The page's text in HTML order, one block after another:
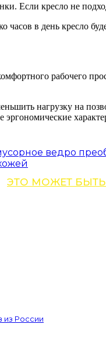
Если кресло не
часов в день кресло
рабочего
нагрузку на
ведро
ЭТО МОЖЕТ
из России